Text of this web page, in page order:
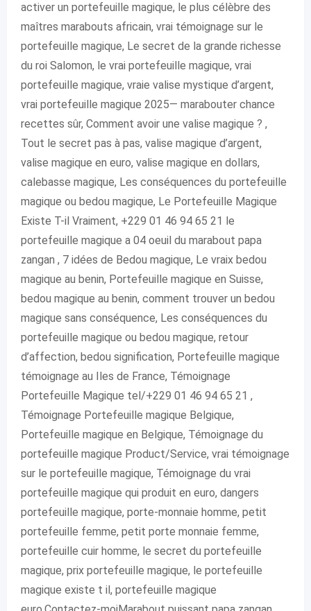
activer un portefeuille magique, le plus célèbre des
maîtres marabouts africain, vrai témoignage sur le
portefeuille magique, Le secret de la grande richesse
du roi Salomon, le vrai portefeuille magique, vrai
portefeuille magique, vraie valise mystique d’argent,
vrai portefeuille magique 2025— marabouter chance
recettes sûr, Comment avoir une valise magique ? ,
Tout le secret pas à pas, valise magique d’argent,
valise magique en euro, valise magique en dollars,
calebasse magique, Les conséquences du portefeuille
magique ou bedou magique, Le Portefeuille Magique
Existe T-il Vraiment, +229 01 46 94 65 21 le
portefeuille magique a 04 oeuil du marabout papa
zangan , 7 idées de Bedou magique, Le vraix bedou
magique au benin, Portefeuille magique en Suisse,
bedou magique au benin, comment trouver un bedou
magique sans conséquence, Les conséquences du
portefeuille magique ou bedou magique, retour
d’affection, bedou signification, Portefeuille magique
témoignage au Iles de France, Témoignage
Portefeuille Magique tel/+229 01 46 94 65 21 ,
Témoignage Portefeuille magique Belgique,
Portefeuille magique en Belgique, Témoignage du
portefeuille magique Product/Service, vrai témoignage
sur le portefeuille magique, Témoignage du vrai
portefeuille magique qui produit en euro, dangers
portefeuille magique, porte-monnaie homme, petit
portefeuille femme, petit porte monnaie femme,
portefeuille cuir homme, le secret du portefeuille
magique, prix portefeuille magique, le portefeuille
magique existe t il, portefeuille magique